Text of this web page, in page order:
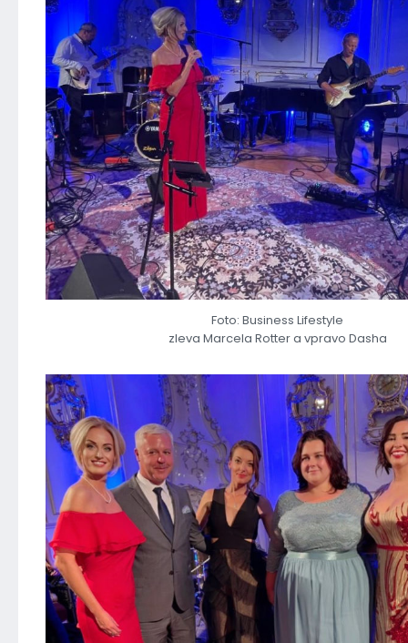
Foto: Business Lifestyle
zleva Marcela Rotter a vpravo Dasha